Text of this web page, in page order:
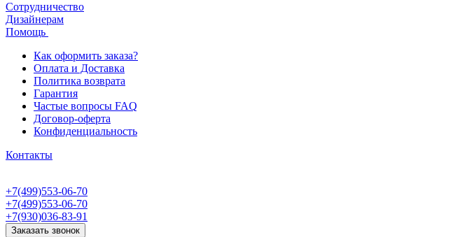
Сотрудничество
Дизайнерам
Помощь
Как оформить заказа?
Оплата и Доставка
Политика возврата
Гарантия
Частые вопросы FAQ
Договор-оферта
Конфиденциальность
Контакты
+7(499)553-06-70
+7(499)553-06-70
+7(930)036-83-91
Заказать звонок